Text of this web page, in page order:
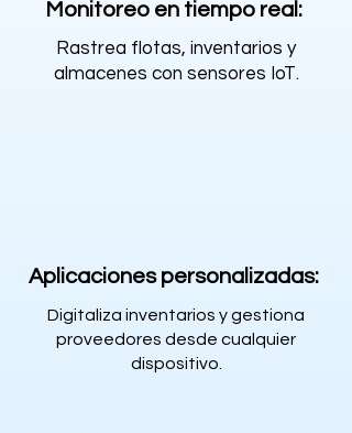
Monitoreo en tiempo real:
Rastrea flotas, inventarios y
almacenes con sensores IoT.
Aplicaciones personalizadas:
Digitaliza inventarios y gestiona
proveedores desde cualquier
dispositivo.